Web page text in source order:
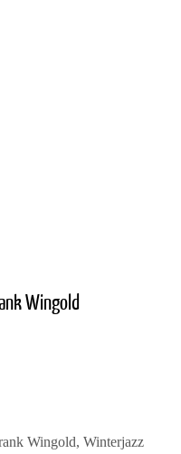
Wingold
Wingold, Winterjazz